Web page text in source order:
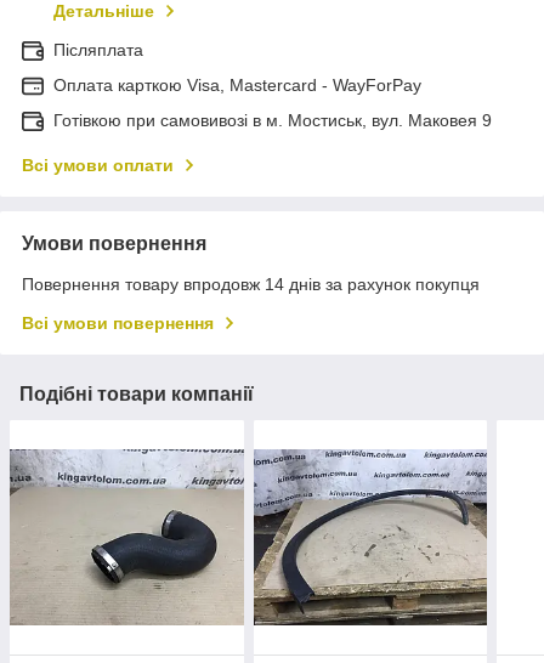
Детальніше
Післяплата
Оплата карткою Visa, Mastercard - WayForPay
Готівкою при самовивозі в м. Мостиськ, вул. Маковея 9
Всі умови оплати
Умови повернення
Повернення товару впродовж 14 днів за рахунок покупця
Всі умови повернення
Подібні товари компанії